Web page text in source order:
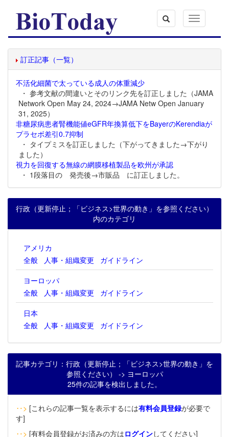
Toggle
navigation
訂正記事（一覧）
不活化細菌で太っている成人の体重減少
・ 参考文献の間違いとそのリンク先を訂正しました（JAMA
Network Open May 24, 2024→JAMA Netw Open January
31, 2025）
非糖尿病患者腎機能値eGFR年換算低下をBayerのKerendiaが
プラセボ差引0.7抑制
・ タイプミスを訂正しました（下がってきました→下がり
ました）
視力を回復する無線の網膜移植製品を欧州が承認
・ 1段落目の 発売後→市販品 に訂正しました。
行政（更新停止；「ビジネス>世界の動き」を参照ください）
内のカテゴリ
アメリカ
全般
人事・組織変更
ガイドライン
ヨーロッパ
全般
人事・組織変更
ガイドライン
日本
全般
人事・組織変更 ガイドライン
記事カテゴリ：行政（更新停止；「ビジネス>世界の動き」を
参照ください） -> ヨーロッパ
25件の記事を検出しました。
‥> [これらの記事一覧を表示するには有料会員登録が必要で
す]
‥> [有料会員登録がお済みの方はログインしてください]